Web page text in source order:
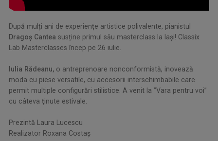
După mulți ani de experiențe artistice polivalente, pianistul
Dragoş Cantea susține primul său masterclass la Iași! Classix
Lab Masterclasses încep pe 26 iulie.
Iulia Rădeanu, o antreprenoare nonconformistă, inovează
moda cu piese versatile, cu accesorii interschimbabile care
permit multiple configurări stilistice. A venit la ”Vara pentru voi”
cu câteva ţinute estivale.
Prezintă Laura Lucescu
Realizator Roxana Costaş